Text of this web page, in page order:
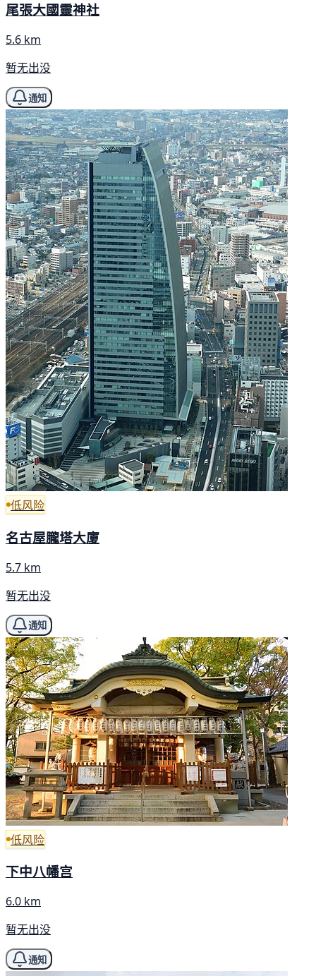
尾張大國靈神社
5.6 km
暂无出没
通知
低风险
名古屋朧塔大廈
5.7 km
暂无出没
通知
低风险
下中八幡宫
6.0 km
暂无出没
通知